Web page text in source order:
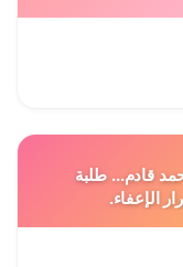
قادم... طلبة
الإعفاء.